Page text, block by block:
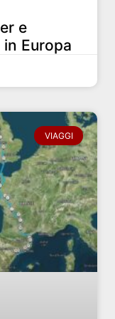
e
Europa
VIAGGI